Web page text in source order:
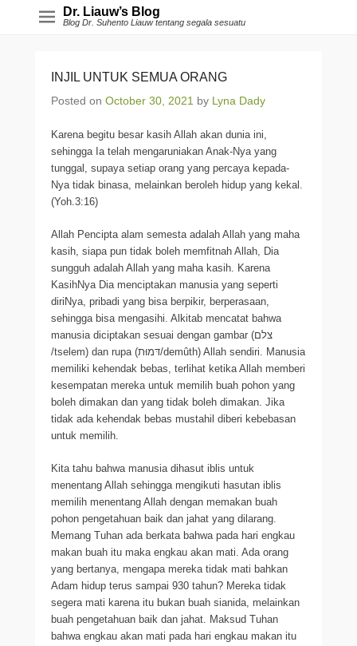
Dr. Liauw’s Blog
Blog Dr. Suhento Liauw tentang segala sesuatu
INJIL UNTUK SEMUA ORANG
Posted on October 30, 2021 by Lyna Dady
Karena begitu besar kasih Allah akan dunia ini,
sehingga Ia telah mengaruniakan Anak-Nya yang
tunggal, supaya setiap orang yang percaya kepada-
Nya tidak binasa, melainkan beroleh hidup yang kekal.
(Yoh.3:16)
Allah Pencipta alam semesta adalah Allah yang maha
kasih, siapa pun tidak boleh memfitnah Allah, Dia
sungguh adalah Allah yang maha kasih. Karena
KasihNya Dia menciptakan manusia yang seperti
diriNya, pribadi yang bisa berpikir, berperasaan,
sehingga bisa mengasihi. Alkitab mencatat bahwa
manusia diciptakan sesuai dengan gambar (צלם
/tselem) dan rupa (דּמוּת/demûth) Allah sendiri. Manusia
memiliki kehendak bebas, terlihat ketika Allah memberi
kesempatan mereka untuk memilih buah pohon yang
boleh dimakan dan yang tidak boleh dimakan. Jika
tidak ada kehendak bebas mustahil diberi kebebasan
untuk memilih.
Kita tahu bahwa manusia dihasut iblis untuk
menentang Allah sehingga mengikuti hasutan iblis
memilih menentang Allah dengan memakan buah
pohon pengetahuan baik dan jahat yang dilarang.
Memang Tuhan ada berkata bahwa pada hari engkau
makan buah itu maka engkau akan mati. Ada orang
yang bertanya, mengapa mereka tidak mati bahkan
Adam hidup terus sampai 930 tahun? Mereka tidak
segera mati karena itu bukan buah sianida, melainkan
buah pengetahuan baik dan jahat. Maksud Tuhan
bahwa engkau akan mati pada hari engkau makan itu